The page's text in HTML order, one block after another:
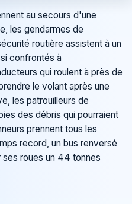
au secours d'une
les gendarmes de
routière assistent à un
confrontés à
qui roulent à près de
le volant après une
les patrouilleurs de
des débris qui pourraient
prennent tous les
record, un bus renversé
roues un 44 tonnes